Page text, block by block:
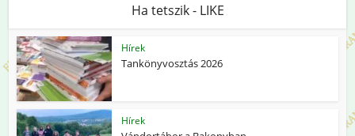
Ha tetszik - LIKE
Hírek
Tankönyvosztás 2026
Hírek